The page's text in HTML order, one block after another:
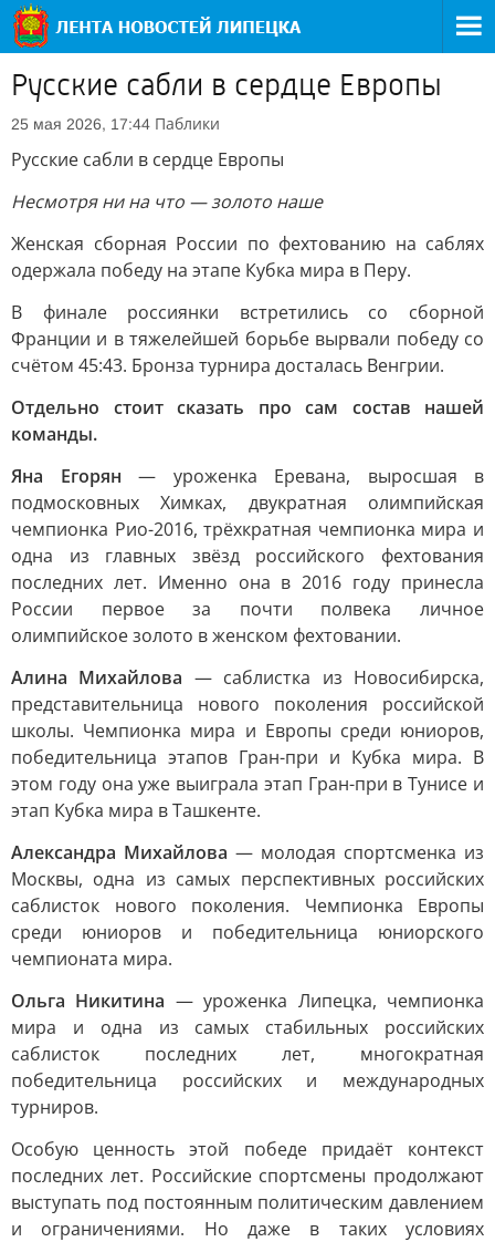
Русские сабли в сердце Европы
25 мая 2026, 17:44 Паблики
Русские сабли в сердце Европы
Несмотря ни на что — золото наше
Женская сборная России по фехтованию на саблях
одержала победу на этапе Кубка мира в Перу.
В финале россиянки встретились со сборной
Франции и в тяжелейшей борьбе вырвали победу со
счётом 45:43. Бронза турнира досталась Венгрии.
Отдельно стоит сказать про сам состав нашей
команды.
Яна Егорян — уроженка Еревана, выросшая в
подмосковных Химках, двукратная олимпийская
чемпионка Рио-2016, трёхкратная чемпионка мира и
одна из главных звёзд российского фехтования
последних лет. Именно она в 2016 году принесла
России первое за почти полвека личное
олимпийское золото в женском фехтовании.
Алина Михайлова — саблистка из Новосибирска,
представительница нового поколения российской
школы. Чемпионка мира и Европы среди юниоров,
победительница этапов Гран-при и Кубка мира. В
этом году она уже выиграла этап Гран-при в Тунисе и
этап Кубка мира в Ташкенте.
Александра Михайлова — молодая спортсменка из
Москвы, одна из самых перспективных российских
саблисток нового поколения. Чемпионка Европы
среди юниоров и победительница юниорского
чемпионата мира.
Ольга Никитина — уроженка Липецка, чемпионка
мира и одна из самых стабильных российских
саблисток последних лет, многократная
победительница российских и международных
турниров.
Особую ценность этой победе придаёт контекст
последних лет. Российские спортсмены продолжают
выступать под постоянным политическим давлением
и ограничениями. Но даже в таких условиях